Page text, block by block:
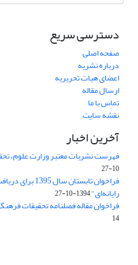
دسترسی سریع
صفحه اصلی
درباره نشریه
اعضای هیات تحریریه
ارسال مقاله
تماس با ما
نقشه سایت
آخرین اخبار
فهرست نشریات معتبر وزارت علوم،
10-27
فراخوان تابستان
رایانه‌ای"1394-10-27
فراخوان مقاله فصلنامه تحقیقات فرهنگی ایران
14